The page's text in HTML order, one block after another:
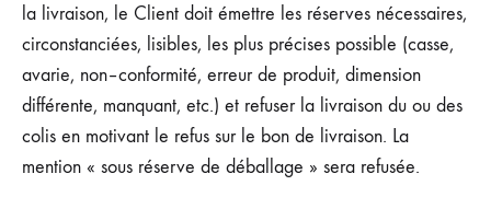
la livraison, le Client doit émettre les réserves nécessaires,
circonstanciées, lisibles, les plus précises possible (casse,
avarie, non–conformité, erreur de produit, dimension
différente, manquant, etc.) et refuser la livraison du ou des
colis en motivant le refus sur le bon de livraison. La
mention « sous réserve de déballage » sera refusée.